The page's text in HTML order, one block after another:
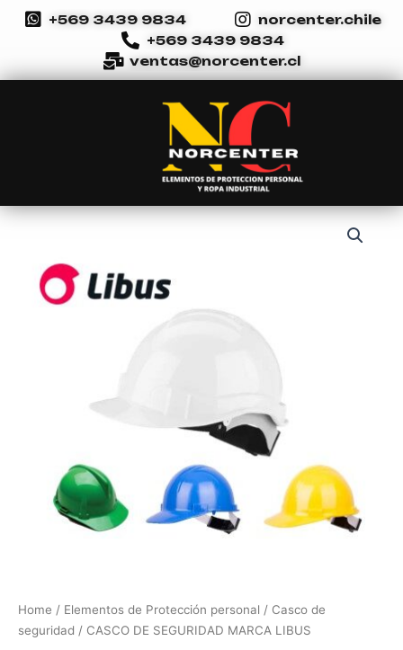
+569 3439 9834
norcenter.chile
+569 3439 9834
ventas@norcenter.cl
Home / Elementos de Protección personal / Casco de
seguridad / CASCO DE SEGURIDAD MARCA LIBUS